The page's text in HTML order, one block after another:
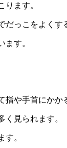
ます。
っこをよくす
す。
や手首にかか
見られます。
。